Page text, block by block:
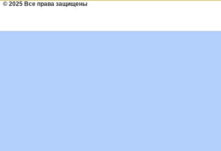
© 2025 Все права защищены